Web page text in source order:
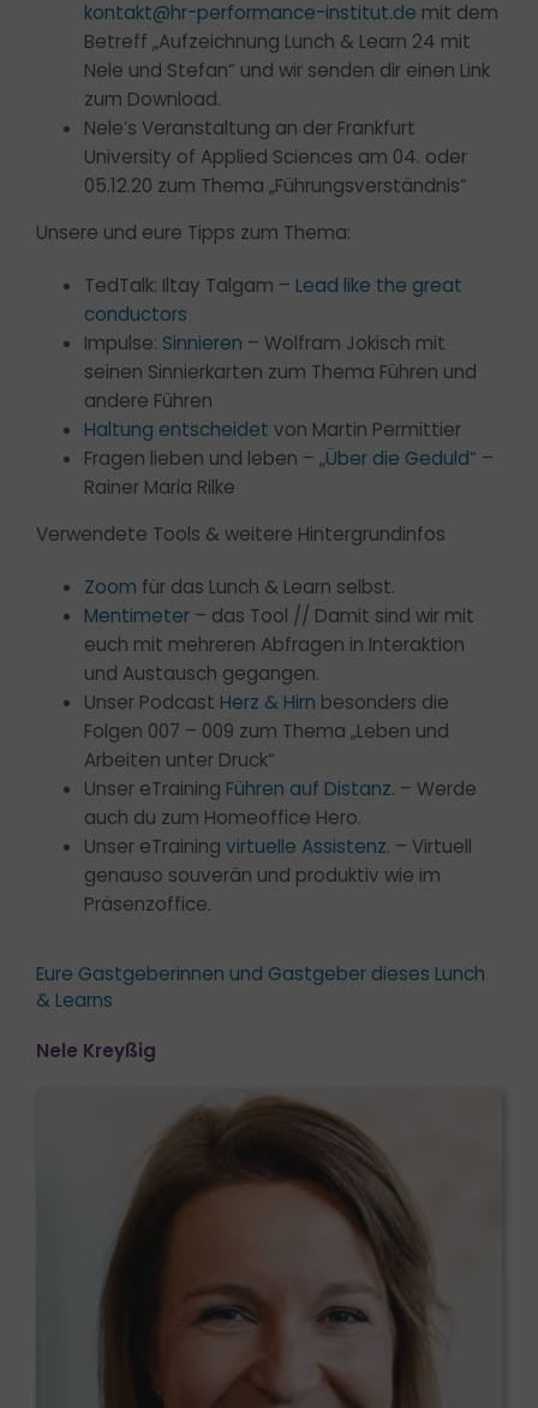
kontakt@hr-performance-institut.de mit dem
Betreff „Aufzeichnung Lunch & Learn 24 mit
Nele und Stefan“ und wir senden dir einen Link
zum Download.
Nele’s Veranstaltung an der Frankfurt
University of Applied Sciences am 04. oder
05.12.20 zum Thema „Führungsverständnis“
Unsere und eure Tipps zum Thema:
TedTalk: Iltay Talgam – Lead like the great
conductors
Impulse: Sinnieren – Wolfram Jokisch mit
seinen Sinnierkarten zum Thema Führen und
andere Führen
Haltung entscheidet von Martin Permittier
Fragen lieben und leben – „Über die Geduld“ –
Rainer Maria Rilke
Verwendete Tools & weitere Hintergrundinfos
Zoom für das Lunch & Learn selbst.
Mentimeter – das Tool // Damit sind wir mit
euch mit mehreren Abfragen in Interaktion
und Austausch gegangen.
Unser Podcast Herz & Hirn besonders die
Folgen 007 – 009 zum Thema „Leben und
Arbeiten unter Druck“
Unser eTraining Führen auf Distanz. – Werde
auch du zum Homeoffice Hero.
Unser eTraining virtuelle Assistenz. – Virtuell
genauso souverän und produktiv wie im
Präsenzoffice.
Eure Gastgeberinnen und Gastgeber dieses Lunch
& Learns
Nele Kreyßig